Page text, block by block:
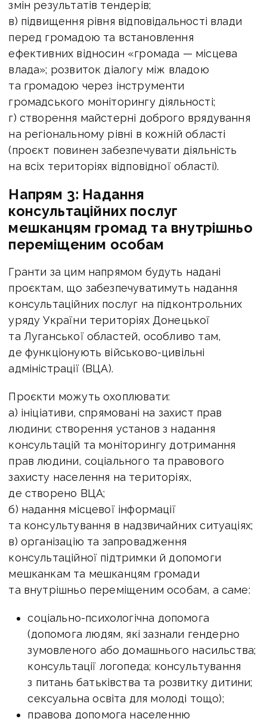
змін результатів тендерів;
в) підвищення рівня відповідальності влади
перед громадою та встановлення
ефективних відносин «громада — місцева
влада»; розвиток діалогу між владою
та громадою через інструменти
громадського моніторингу діяльності;
г) створення майстерні доброго врядування
на регіональному рівні в кожній області
(проєкт повинен забезпечувати діяльність
на всіх територіях відповідної області).
Напрям 3: Надання
консультаційних послуг
мешканцям громад та внутрішньо
переміщеним особам
Гранти за цим напрямом будуть надані
проєктам, що забезпечуватимуть надання
консультаційних послуг на підконтрольних
уряду України територіях Донецької
та Луганської областей, особливо там,
де функціонують військово-цивільні
адміністрації (ВЦА).
Проєкти можуть охоплювати:
а) ініціативи, спрямовані на захист прав
людини; створення установ з надання
консультацій та моніторингу дотримання
прав людини, соціального та правового
захисту населення на територіях,
де створено ВЦА;
б) надання місцевої інформації
та консультування в надзвичайних ситуаціях;
в) організацію та запровадження
консультаційної підтримки й допомоги
мешканкам та мешканцям громади
та внутрішньо переміщеним особам, а саме:
соціально-психологічна допомога
(допомога людям, які зазнали гендерно
зумовленого або домашнього насильства;
консультації логопеда; консультування
з питань батьківства та розвитку дитини;
сексуальна освіта для молоді тощо);
правова допомога населенню